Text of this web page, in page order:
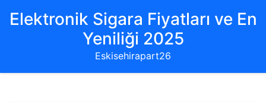
Elektronik Sigara Fiyatları ve En
Yeniliği 2025
Eskisehirapart26